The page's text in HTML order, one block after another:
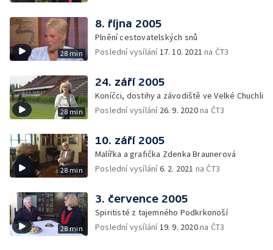
28 min
8. října 2005
Plnění cestovatelských snů
Poslední vysílání17. 10. 2021 na ČT3
28 min
24. září 2005
Koníčci, dostihy a závodiště ve Velké Chuchli
Poslední vysílání 26. 9. 2020na ČT3
28 min
10. září 2005
Malířka a grafička Zdenka Braunerová
Poslední vysílání6. 2. 2021 na ČT3
28 min
3. července 2005
Spiritisté z tajemného Podkrkonoší
Poslední vysílání19. 9. 2020na ČT3